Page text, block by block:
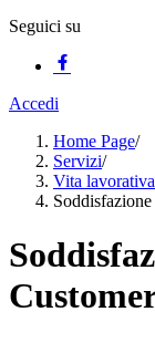
Seguici su
Accedi
Home Page/
Servizi/
Vita lavorativa